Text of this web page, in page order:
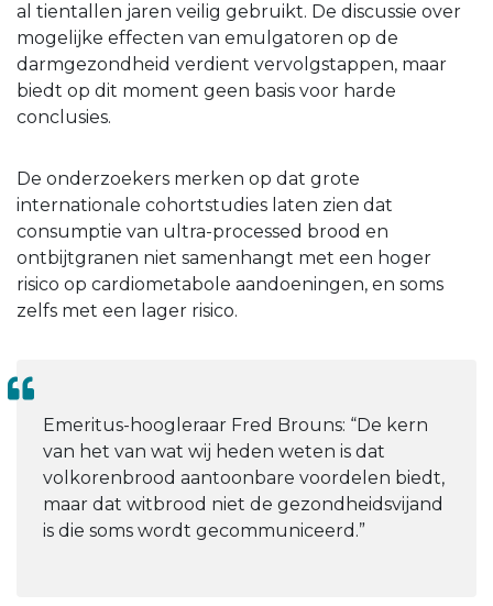
al tientallen jaren veilig gebruikt. De discussie over
mogelijke effecten van emulgatoren op de
darmgezondheid verdient vervolgstappen, maar
biedt op dit moment geen basis voor harde
conclusies.
De onderzoekers merken op dat grote
internationale cohortstudies laten zien dat
consumptie van ultra-processed brood en
ontbijtgranen niet samenhangt met een hoger
risico op cardiometabole aandoeningen, en soms
zelfs met een lager risico.
Emeritus-hoogleraar Fred Brouns: “De kern
van het van wat wij heden weten is dat
volkorenbrood aantoonbare voordelen biedt,
maar dat witbrood niet de gezondheidsvijand
is die soms wordt gecommuniceerd.”